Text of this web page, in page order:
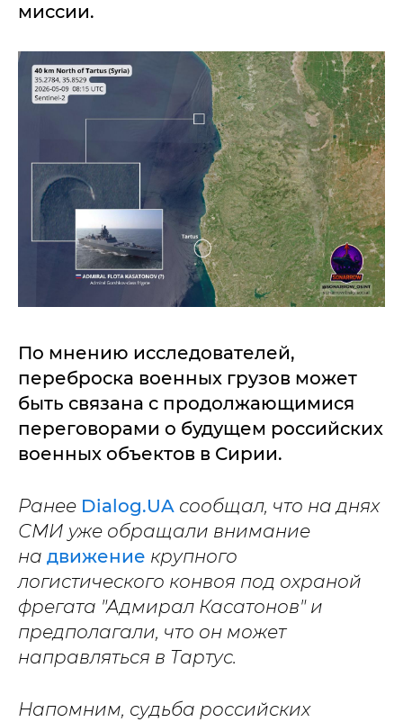
миссии.
По мнению исследователей,
переброска военных грузов может
быть связана с продолжающимися
переговорами о будущем российских
военных объектов в Сирии.
Ранее Dialog.UA сообщал, что на днях
СМИ уже обращали внимание
на движение крупного
логистического конвоя под охраной
фрегата "Адмирал Касатонов" и
предполагали, что он может
направляться в Тартус.
Напомним, судьба российских